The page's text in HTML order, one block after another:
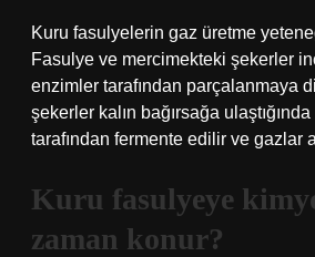
Kuru fasulyelerin gaz üretme
Fasulye ve mercimekteki şekerler
enzimler tarafından parçalanmaya
şekerler kalın bağırsağa
tarafından fermente edilir ve gazlar
Kuru fasulyeye
zaman konur?